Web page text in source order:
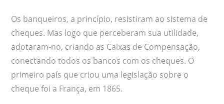
Os banqueiros, a princípio, resistiram ao sistema de
cheques. Mas logo que perceberam sua utilidade,
adotaram-no, criando as Caixas de Compensação,
conectando todos os bancos com os cheques. O
primeiro país que criou uma legislação sobre o
cheque foi a França, em 1865.